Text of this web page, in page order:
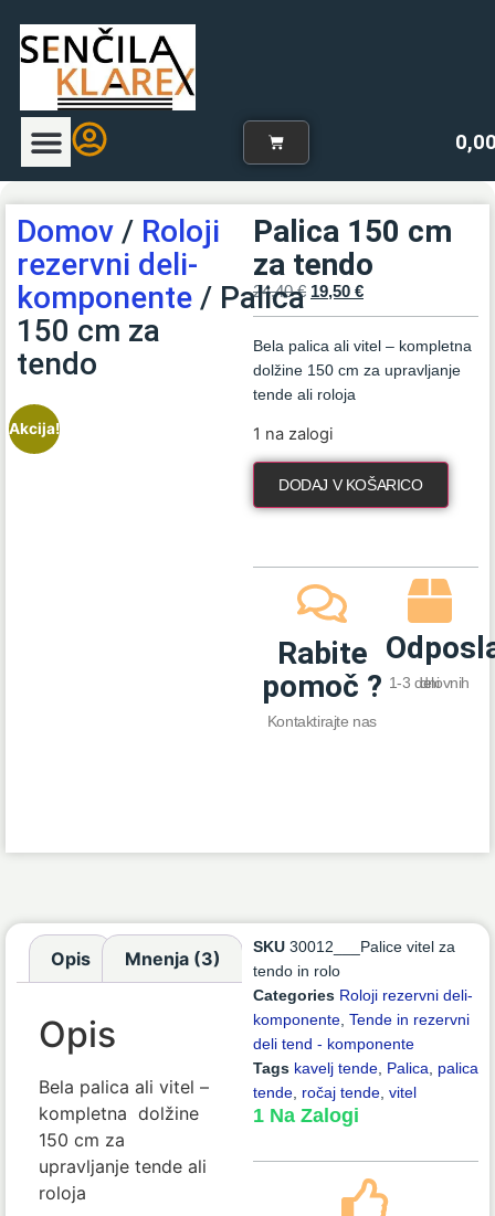
Domov / Roloji
rezervni deli-
komponente / Palica
150 cm za
tendo
Akcija!
Palica 150 cm
za tendo
24,40€ 19,50 €
Bela palica ali vitel – kompletna
dolžine 150 cm za upravljanje
tende ali roloja
1 na zalogi
DODAJ V KOŠARICO
Rabite
pomoč ?
Kontaktirajte nas
1-3 delovnih dni
Opis Mnenja (3)
Opis
Bela palica ali vitel –
kompletna dolžine
150 cm za
upravljanje tende ali
roloja
SKU 30012___Palice vitel za
tendo in rolo
Categories Roloji rezervni deli-
komponente, Tende in rezervni
deli tend - komponente
Tags kavelj tende, Palica, palica
tende, ročaj tende, vitel
1 Na Zalogi